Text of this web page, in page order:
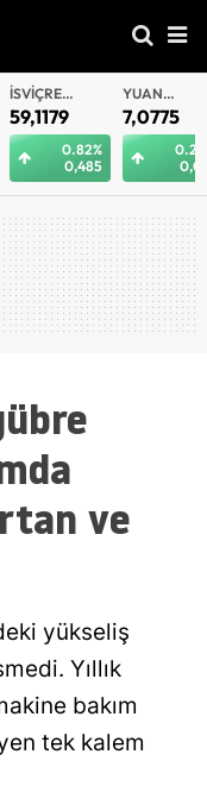
YUAN
OFFSHORE
7,0775
0.29%
0,021
YUAN
7,0812
ve
yükseliş
Yıllık
bakım
tek kalem